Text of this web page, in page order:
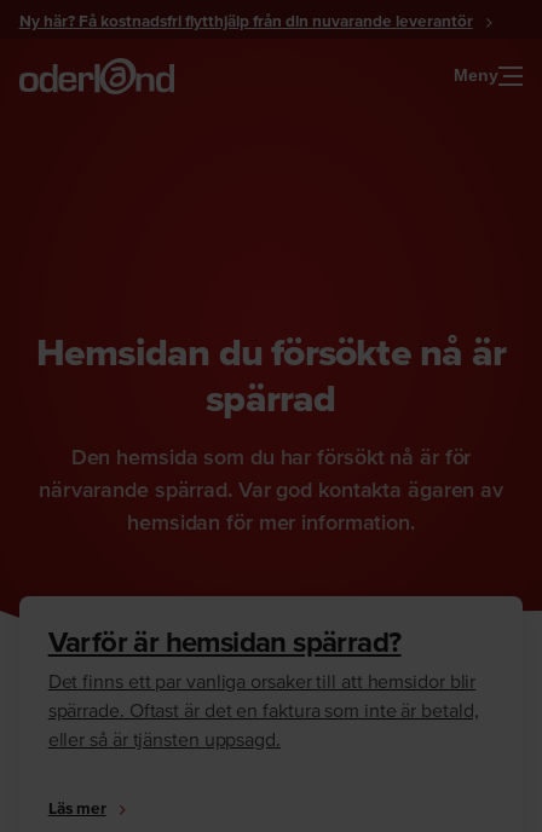
Gå
innehåll
Ny här? Få kostnadsfri flytthjälp från din nuvarande leverantör
Meny
Hemsidan du försökte nå är
spärrad
Den hemsida som du har försökt nå är för
närvarande spärrad. Var god kontakta ägaren av
hemsidan för mer information.
Varför är hemsidan spärrad?
Det finns ett par vanliga orsaker till att hemsidor blir
spärrade. Oftast är det en faktura som inte är betald,
eller så är tjänsten uppsagd.
Läs mer